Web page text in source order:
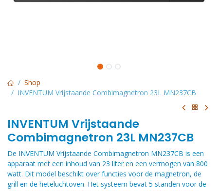
Shop
INVENTUM Vrijstaande Combimagnetron 23L MN237CB
INVENTUM Vrijstaande
Combimagnetron 23L MN237CB
De INVENTUM Vrijstaande Combimagnetron MN237CB is een
apparaat met een inhoud van 23 liter en een vermogen van 800
watt. Dit model beschikt over functies voor de magnetron, de
grill en de heteluchtoven. Het systeem bevat 5 standen voor de